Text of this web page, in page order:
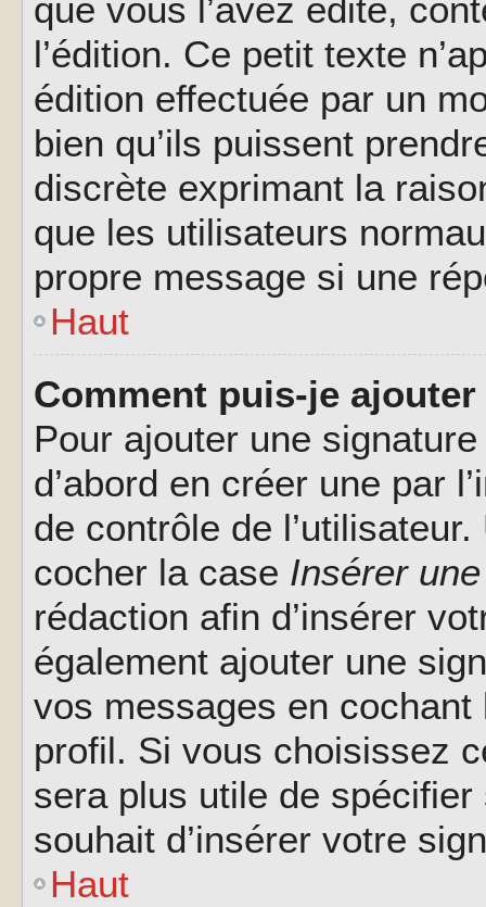
que vous l’avez édité,
l’édition. Ce petit texte
édition effectuée par un
bien qu’ils puissent
discrète exprimant la
que les utilisateurs
propre message si une
Haut
Comment puis-je
Pour ajouter une
d’abord en créer une par
de contrôle de
cocher la case Insérer
rédaction afin d’insérer
également ajouter une
vos messages en
profil. Si vous choisissez
sera plus utile de
souhait d’insérer votre
Haut